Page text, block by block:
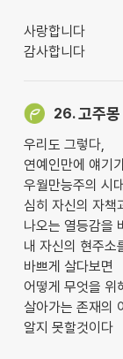
사랑합니다
감사합니다
26.고주몽
우리도 그렇다,
연예인만에 얘기
우월만능주의 시
심히 자신의 자책
나오는 열등감을
내 자신의 현주소
바쁘게 살다보면
어떻게 무엇을 위
살아가는 존재의
알지 못할것이다